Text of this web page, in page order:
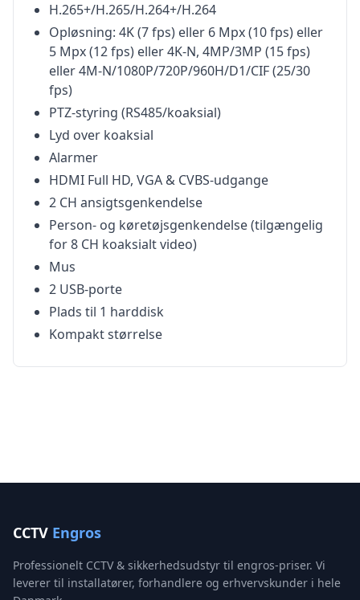
H.265+/H.265/H.264+/H.264
Opløsning: 4K (7 fps) eller 6 Mpx (10 fps) eller
5 Mpx (12 fps) eller 4K-N, 4MP/3MP (15 fps)
eller 4M-N/1080P/720P/960H/D1/CIF (25/30
fps)
PTZ-styring (RS485/koaksial)
Lyd over koaksial
Alarmer
HDMI Full HD, VGA & CVBS-udgange
2 CH ansigtsgenkendelse
Person- og køretøjsgenkendelse (tilgængelig
for 8 CH koaksialt video)
Mus
2 USB-porte
Plads til 1 harddisk
Kompakt størrelse
CCTV Engros
Professionelt CCTV & sikkerhedsudstyr til engros-priser. Vi
leverer til installatører, forhandlere og erhvervskunder i hele